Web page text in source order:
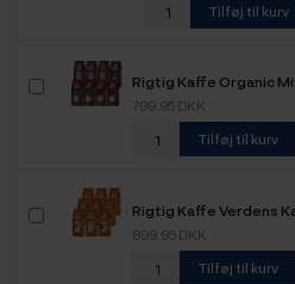
Tilføj til kurv
Rigtig Kaffe Organic
799,95 DKK
Tilføj til kurv
Rigtig Kaffe Verdens
899,95 DKK
Tilføj til kurv